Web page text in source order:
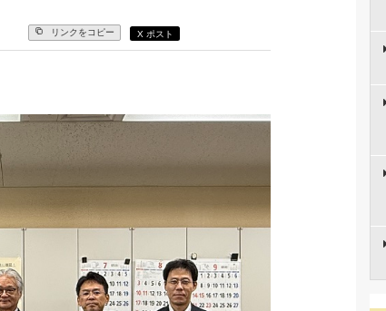
リンクをコピー X ポスト